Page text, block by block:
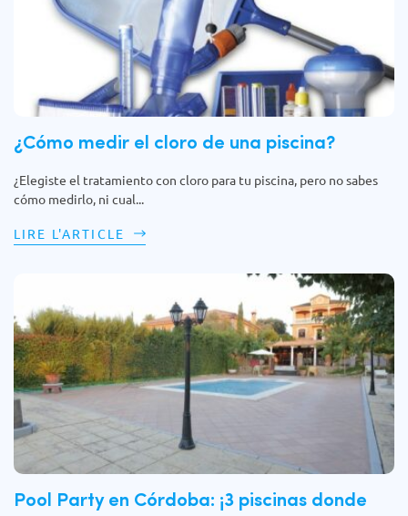
¿Cómo medir el cloro de una piscina?
¿Elegiste el tratamiento con cloro para tu piscina, pero no sabes
cómo medirlo, ni cual...
LIRE L'ARTICLE
Pool Party en Córdoba: ¡3 piscinas donde